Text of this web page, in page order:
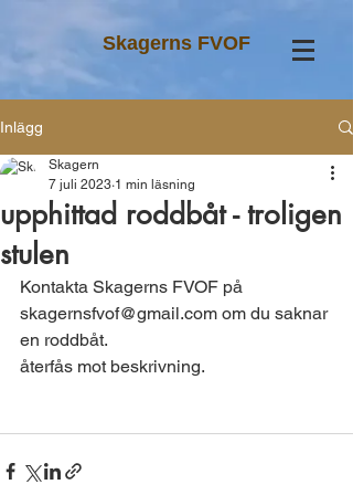
Skagerns FVOF
Inlägg
upphittad roddbåt - troligen
stulen
Skagern
7 juli 2023 1 min läsning
Kontakta Skagerns FVOF på
skagernsfvof@gmail.com om du saknar
en roddbåt.
återfås mot beskrivning.